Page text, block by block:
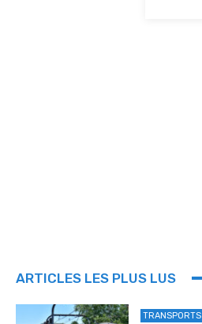
ARTICLES LES PLUS LUS
TRANSPORTS